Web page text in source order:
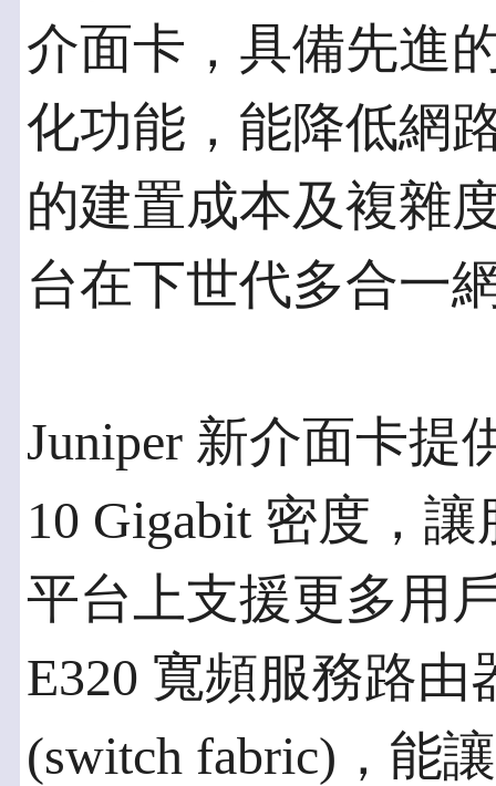
介面卡，具備先進
化功能，能降低網
的建置成本及複雜
台在下世代多合一
Juniper 新介面卡提
10 Gigabit 密度，
平台上支援更多用
E320 寬頻服務路由
(switch fabric)，能